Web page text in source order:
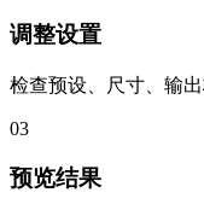
调整设置
检查预设、尺寸、输
03
预览结果